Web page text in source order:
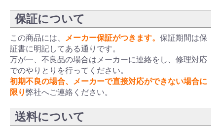
保証について
この商品には、 メーカー保証がつきます。 保証期間は保
証書に明記してある通りです。
万が一、不良品の場合はメーカーに連絡をし、修理対応
でのやりとりを行ってください。
初期不良の場合、メーカーで直接対応ができない場合に
限り弊社へご連絡ください。
送料について